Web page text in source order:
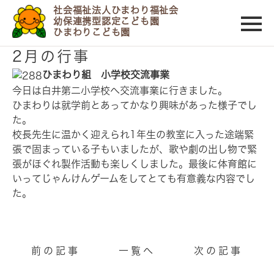
社会福祉法人ひまわり福祉会
幼保連携型認定こども園
ひまわりこども園
2014/02/04
2月の行事
ひまわり組 小学校交流事業
今日は白井第二小学校へ交流事業に行きました。
ひまわりは就学前とあってかなり興味があった様子でし
た。
校長先生に温かく迎えられ1年生の教室に入った途端緊
張で固まっている子もいましたが、歌や劇の出し物で緊
張がほぐれ製作活動も楽しくしました。最後に体育館に
いってじゃんけんゲームをしてとても有意義な内容でし
た。
前の記事 一覧へ 次の記事